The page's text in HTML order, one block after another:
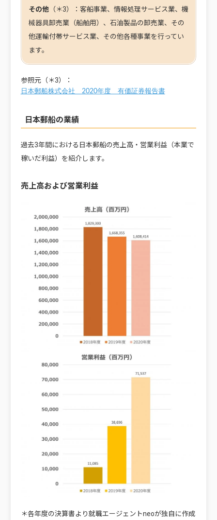
その他（＊3）：客船事業、情報処理サービス業、機
械器具卸売業（船舶用）、石油製品の卸売業、その
他運輸付帯サービス業、その他各種事業を行ってい
ます。
参照元（＊3）：
日本郵船株式会社 2020年度 有価証券報告書
日本郵船の業績
過去3年間における日本郵船の売上高・営業利益（本業で
稼いだ利益）を紹介します。
売上高および営業利益
＊各年度の決算書より就職エージェントneoが独自に作成